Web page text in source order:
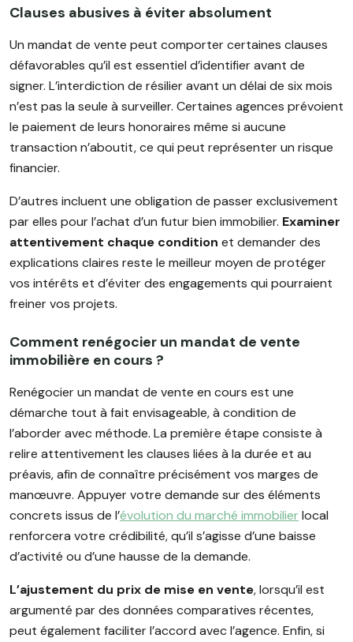
Clauses abusives à éviter absolument
Un mandat de vente peut comporter certaines clauses
défavorables qu’il est essentiel d’identifier avant de
signer. L’interdiction de résilier avant un délai de six mois
n’est pas la seule à surveiller. Certaines agences prévoient
le paiement de leurs honoraires même si aucune
transaction n’aboutit, ce qui peut représenter un risque
financier.
D’autres incluent une obligation de passer exclusivement
par elles pour l’achat d’un futur bien immobilier. Examiner
attentivement chaque condition et demander des
explications claires reste le meilleur moyen de protéger
vos intérêts et d’éviter des engagements qui pourraient
freiner vos projets.
Comment renégocier un mandat de vente
immobilière en cours ?
Renégocier un mandat de vente en cours est une
démarche tout à fait envisageable, à condition de
l’aborder avec méthode. La première étape consiste à
relire attentivement les clauses liées à la durée et au
préavis, afin de connaître précisément vos marges de
manœuvre. Appuyer votre demande sur des éléments
concrets issus de l’évolution du marché immobilier local
renforcera votre crédibilité, qu’il s’agisse d’une baisse
d’activité ou d’une hausse de la demande.
L’ajustement du prix de mise en vente, lorsqu’il est
argumenté par des données comparatives récentes,
peut également faciliter l’accord avec l’agence. Enfin, si